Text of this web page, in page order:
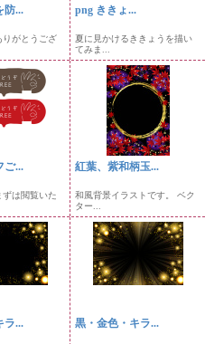
防...
りがとうござ
png ききょ...
夏に見かけるききょうを描い
てみま...
ご...
ずは閲覧いた
紅葉、紫和柄玉...
和風背景イラストです。 ベク
ター...
ラ... 黒・金色・キラ...